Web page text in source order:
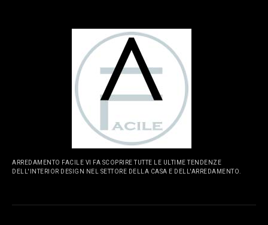
ARREDAMENTO FACILE VI FA SCOPRIRE TUTTE LE ULTIME TENDENZE
DELL'INTERIOR DESIGN NEL SETTORE DELLA CASA E DELL'ARREDAMENTO.